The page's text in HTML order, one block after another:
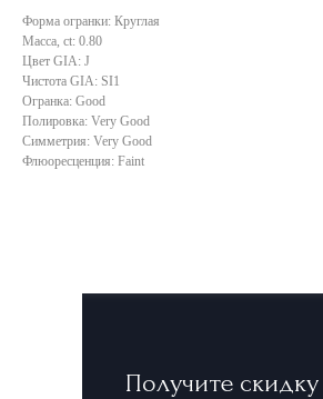
Форма огранки: Круглая
Масса, ct: 0.80
Цвет GIA: J
Чистота GIA: SI1
Огранка: Good
Полировка: Very Good
Симметрия: Very Good
Флюоресценция: Faint
Получите